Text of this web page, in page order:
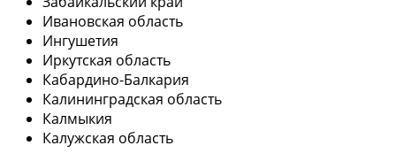
Ивановская область
Ингушетия
Иркутская область
Кабардино-Балкария
Калининградская область
Калмыкия
Калужская область